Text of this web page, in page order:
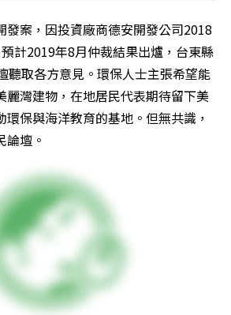
發案，因投資廠商德安開發公司2018
計2019年8月仲裁結果出爐，台東縣
聽取各方意見。環保人士主張希望能
麗灣建物，在地居民代表期待留下美
保與海洋教育的基地。但無共識，
論壇。